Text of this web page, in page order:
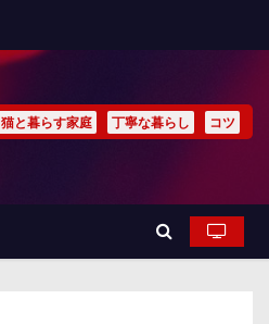
猫と暮らす家庭 丁寧な暮らし コツ